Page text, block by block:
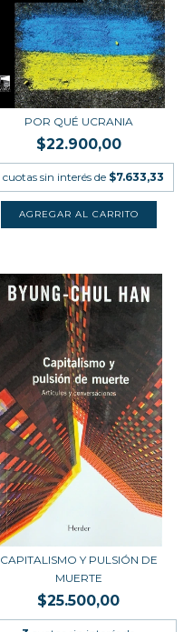
POR QUÉ UCRANIA
$22.900,00
cuotas sin interés de $7.633,33
CAPITALISMO Y PULSIÓN DE
MUERTE
$25.500,00